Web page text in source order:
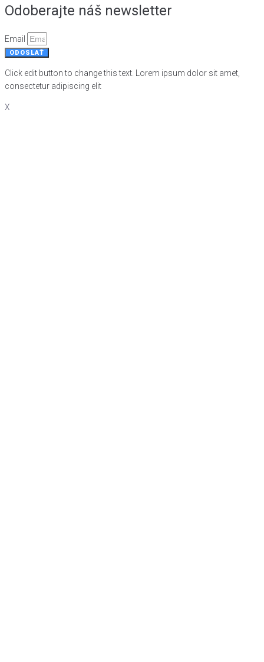
Odoberajte náš newsletter
Email
ODOSLAŤ
Click edit button to change this text. Lorem ipsum dolor sit amet,
consectetur adipiscing elit
X